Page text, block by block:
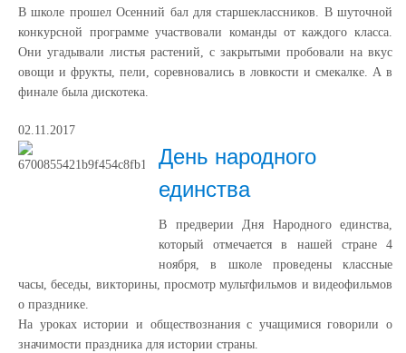
В школе прошел Осенний бал для старшеклассников. В шуточной
конкурсной программе участвовали команды от каждого класса.
Они угадывали листья растений, с закрытыми пробовали на вкус
овощи и фрукты, пели, соревновались в ловкости и смекалке. А в
финале была дискотека.
02.11.2017
День народного
единства
В предверии Дня Народного единства,
который отмечается в нашей стране 4
ноября, в школе проведены классные
часы, беседы, викторины, просмотр мультфильмов и видеофильмов
о празднике.
На уроках истории и обществознания с учащимися говорили о
значимости праздника для истории страны.